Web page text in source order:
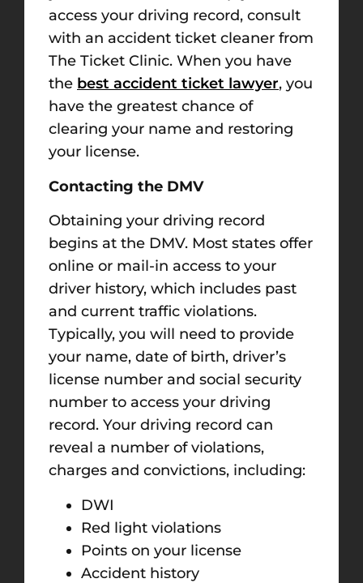
access your driving record, consult
with an accident ticket cleaner from
The Ticket Clinic. When you have
the best accident ticket lawyer, you
have the greatest chance of
clearing your name and restoring
your license.
Contacting the DMV
Obtaining your driving record
begins at the DMV. Most states offer
online or mail-in access to your
driver history, which includes past
and current traffic violations.
Typically, you will need to provide
your name, date of birth, driver’s
license number and social security
number to access your driving
record. Your driving record can
reveal a number of violations,
charges and convictions, including:
DWI
Red light violations
Points on your license
Accident history